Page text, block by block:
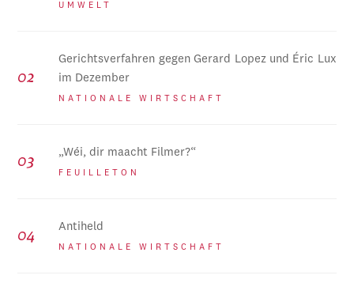
UMWELT
Gerichtsverfahren gegen Gerard Lopez und Éric Lux
im Dezember
NATIONALE WIRTSCHAFT
„Wéi, dir maacht Filmer?“
FEUILLETON
Antiheld
NATIONALE WIRTSCHAFT